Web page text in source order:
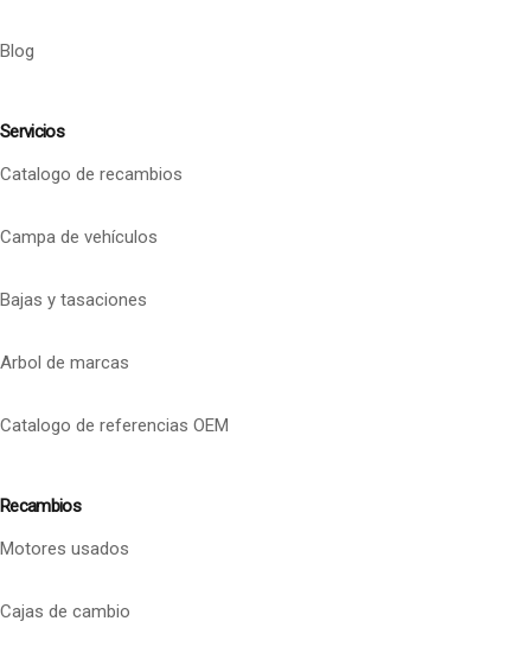
Blog
Servicios
Catalogo de recambios
Campa de vehículos
Bajas y tasaciones
Arbol de marcas
Catalogo de referencias OEM
Recambios
Motores usados
Cajas de cambio